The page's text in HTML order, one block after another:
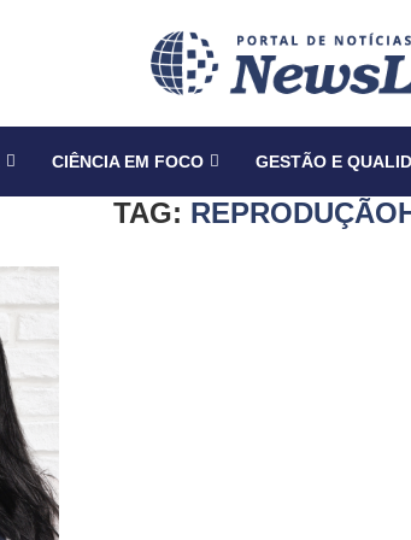
CIÊNCIA EM FOCO GESTÃO E
TAG: